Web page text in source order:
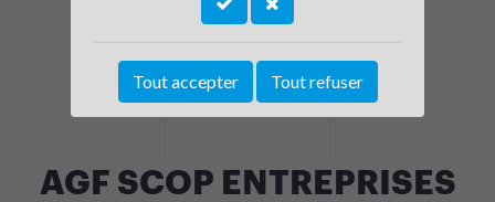
AGF SCOP ENTREPRISES
Tout accepter Tout refuser